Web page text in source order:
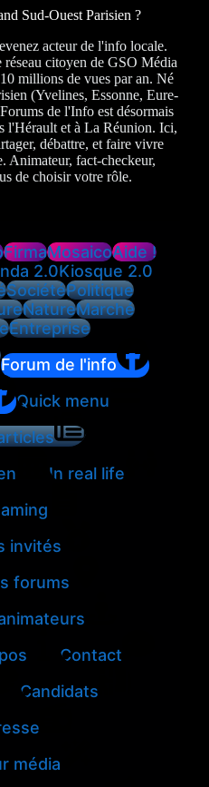
Sud-Ouest Parisien ?
acteur de l'info locale.
citoyen de GSO Média
millions de vues par an. Né
(Yvelines, Essonne, Eure-
de l'Info est désormais
l'Hérault et à La Réunion. Ici,
débattre, et faire vivre
Animateur, fact-checkeur,
de choisir votre rôle.
FirmaMosaicoAide !
2.0Kiosque 2.0
SociétéPolitique
NatureMarché
Entreprise
Forum de l'info
Quick menu
In real life
invités
forums
Contact
Candidats
média